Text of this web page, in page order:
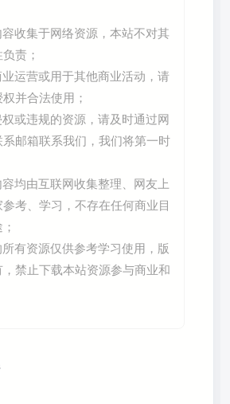
收集于网络资源，本站不对其
责；
运营或用于其他商业活动，请
并合法使用；
或违规的资源，请及时通过网
邮箱联系我们，我们将第一时
均由互联网收集整理、网友上
考、学习，不存在任何商业目
有资源仅供参考学习使用，版
禁止下载本站资源参与商业和